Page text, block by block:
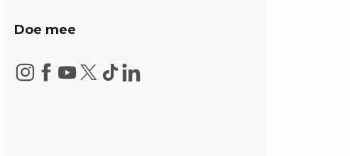
Doe mee